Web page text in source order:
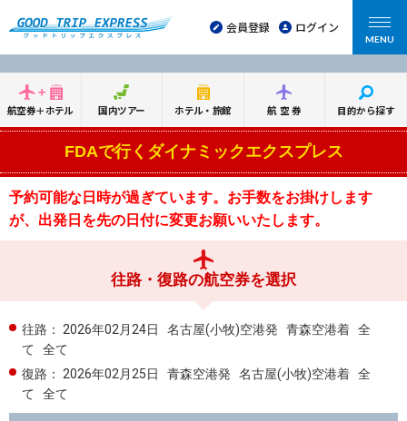
会員登録 ログイン
MENU
航空券＋ホテル 国内ツアー ホテル・旅館 航空券 目的から探す
FDAで行くダイナミックエクスプレス
予約可能な日時が過ぎています。お手数をお掛けします
が、出発日を先の日付に変更お願いいたします。
往路・復路の航空券を選択
往路： 2026年02月24日 名古屋(小牧)空港発 青森空港着 全
て
全て
復路：
2026年02月25日 青森空港発 名古屋(小牧)空港着 全
て
全て